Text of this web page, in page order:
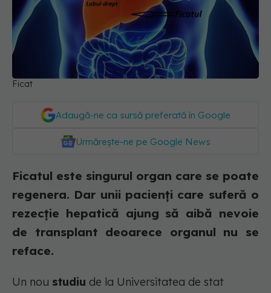
Ficat
Adaugă-ne ca sursă preferată în Google
Urmărește-ne pe Google News
Ficatul este singurul organ care se poate
regenera. Dar unii pacienți care suferă o
rezecție hepatică ajung să aibă nevoie
de transplant deoarece organul nu se
reface.
Un nou studiu de la Universitatea de stat